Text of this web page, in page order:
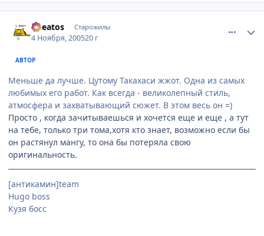
Cheatos Старожилы
4 Ноября, 200520 г
АВТОР
Меньше да лучше. Цутому Такахаси жжот. Одна из самых
любимых его работ. Как всегда - великолепный стиль,
атмосфера и захватывающий сюжет. В этом весь он =)
Просто , когда зачитываешься и хочется еще и еще , а тут
на тебе, только три тома,хотя кто знает, возможно если бы
он растянул мангу, то она бы потеряла свою
оригинальность.
[антикамин]team
Hugo boss
Кузя босс